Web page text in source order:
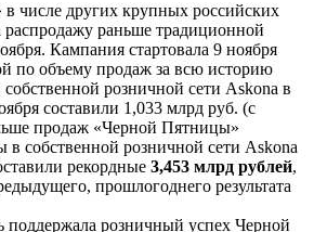
числе других крупных российских
распродажу раньше традиционной
Кампания стартовала 9 ноября
по объему продаж за всю историю
розничной сети Askonа в
составили 1,033 млрд руб. (с
продаж «Черной Пятницы»
в собственной розничной сети Askona
рекордные 3,453 млрд рублей,
прошлогоднего результата
поддержала розничный успех Черной